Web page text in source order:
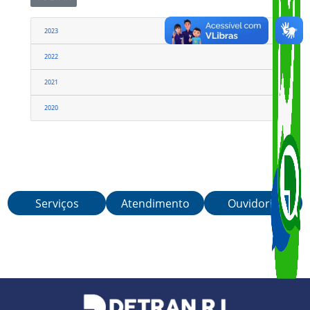
VOLTAR
2023
2022
Serviços Atendimento Ouvidoria